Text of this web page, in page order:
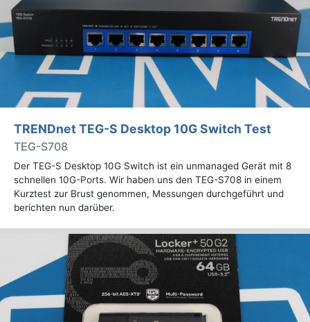
TRENDnet TEG-S Desktop 10G Switch Test
TEG-S708
Der TEG-S Desktop 10G Switch ist ein unmanaged Gerät mit 8
schnellen 10G-Ports. Wir haben uns den TEG-S708 in einem
Kurztest zur Brust genommen, Messungen durchgeführt und
berichten nun darüber.